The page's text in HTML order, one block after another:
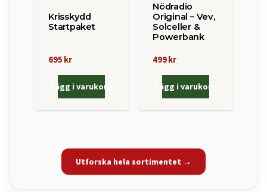
Krisskydd
Startpaket
695 kr
Lägg i varukorg
Nödradio
Original – Vev,
Solceller &
Powerbank
499 kr
Lägg i varukorg
Utforska hela sortimentet →